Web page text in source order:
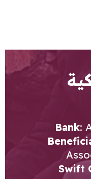
Bank:
Swift